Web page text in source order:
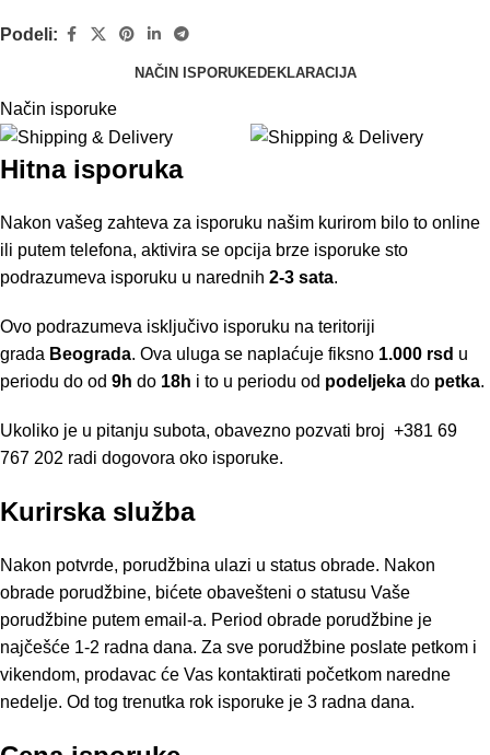
Podeli:
NAČIN ISPORUKEDEKLARACIJA
Način isporuke
Hitna isporuka
Nakon vašeg zahteva za isporuku našim kurirom bilo to online
ili putem telefona, aktivira se opcija brze isporuke sto
podrazumeva isporuku u narednih 2-3 sata.
Ovo podrazumeva isključivo isporuku na teritoriji
grada Beograda. Ova uluga se naplaćuje fiksno 1.000 rsd u
periodu do od 9h do 18h i to u periodu od podeljeka do petka.
Ukoliko je u pitanju subota, obavezno pozvati broj +381 69
767 202 radi dogovora oko isporuke.
Kurirska služba
Nakon potvrde, porudžbina ulazi u status obrade. Nakon
obrade porudžbine, bićete obavešteni o statusu Vaše
porudžbine putem email-a. Period obrade porudžbine je
najčešće 1-2 radna dana. Za sve porudžbine poslate petkom i
vikendom, prodavac će Vas kontaktirati početkom naredne
nedelje. Od tog trenutka rok isporuke je 3 radna dana.